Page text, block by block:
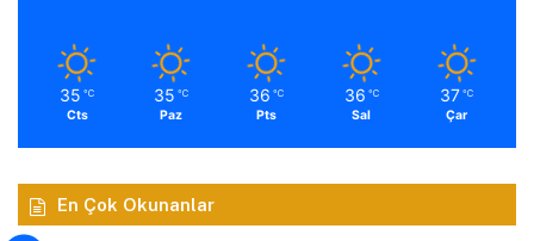
35 ℃
Cts
35 ℃
Paz
36 ℃
Pts
36 ℃
Sal
37 ℃
Çar
En Çok Okunanlar